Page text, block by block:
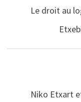
Le droit au
Niko Etxart